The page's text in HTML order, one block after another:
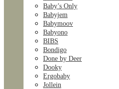
Baby’s Only
Babyjem
Babymoov
Babyono
BIBS
Bondigo
Done by Deer
Dooky
Ergobaby
Jollein